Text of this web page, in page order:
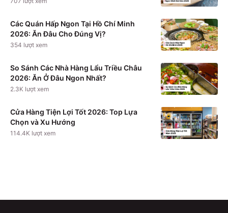
Các Quán Hấp Ngon Tại Hồ Chí Minh
2026: Ăn Đâu Cho Đúng Vị?
354 lượt xem
So Sánh Các Nhà Hàng Lẩu Triều Châu
2026: Ăn Ở Đâu Ngon Nhất?
2.3K lượt xem
Cửa Hàng Tiện Lợi Tốt 2026: Top Lựa
Chọn và Xu Hướng
114.4K lượt xem